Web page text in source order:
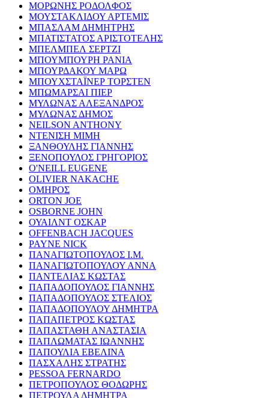
ΜΟΡΩΝΗΣ ΡΟΔΟΛΦΟΣ
ΜΟΥΣΤΑΚΛΙΔΟΥ ΑΡΤΕΜΙΣ
ΜΠΑΣΛΑΜ ΔΗΜΗΤΡΗΣ
ΜΠΑΤΙΣΤΑΤΟΣ ΑΡΙΣΤΟΤΕΛΗΣ
ΜΠΕΛΜΠΕΛ ΣΕΡΤΖΙ
ΜΠΟΥΜΠΟΥΡΗ ΡΑΝΙΑ
ΜΠΟΥΡΔΑΚΟΥ ΜΑΡΩ
ΜΠΟΥΧΣΤΑΪΝΕΡ ΤΟΡΣΤΕΝ
ΜΠΩΜΑΡΣΑΙ ΠΙΕΡ
ΜΥΛΩΝΑΣ ΑΛΕΞΑΝΔΡΟΣ
ΜΥΛΩΝΑΣ ΔΗΜΟΣ
NEILSON ANTHONY
ΝΤΕΝΙΣΗ ΜΙΜΗ
ΞΑΝΘΟΥΛΗΣ ΓΙΑΝΝΗΣ
ΞΕΝΟΠΟΥΛΟΣ ΓΡΗΓΟΡΙΟΣ
O'NEILL EUGENE
OLIVIER NAKACHE
ΟΜΗΡΟΣ
ORTON JOE
OSBORNE JOHN
ΟΥΑΙΛΝΤ ΟΣΚΑΡ
OFFENBACH JACQUES
PAYNE NICK
ΠΑΝΑΓΙΩΤΟΠΟΥΛΟΣ Ι.Μ.
ΠΑΝΑΓΙΩΤΟΠΟΥΛΟΥ ΑΝΝΑ
ΠΑΝΤΕΛΙΑΣ ΚΩΣΤΑΣ
ΠΑΠΑΔΟΠΟΥΛΟΣ ΓΙΑΝΝΗΣ
ΠΑΠΑΔΟΠΟΥΛΟΣ ΣΤΕΛΙΟΣ
ΠΑΠΑΔΟΠΟΥΛΟΥ ΔΗΜΗΤΡΑ
ΠΑΠΑΠΕΤΡΟΣ ΚΩΣΤΑΣ
ΠΑΠΑΣΤΑΘΗ ΑΝΑΣΤΑΣΙΑ
ΠΑΠΛΩΜΑΤΑΣ ΙΩΑΝΝΗΣ
ΠΑΠΟΥΛΙΑ ΕΒΕΛΙΝΑ
ΠΑΣΧΑΛΗΣ ΣΤΡΑΤΗΣ
PESSOA FERNARDO
ΠΕΤΡΟΠΟΥΛΟΣ ΘΟΔΩΡΗΣ
ΠΕΤΡΟΥΛΑ ΔΗΜΗΤΡΑ